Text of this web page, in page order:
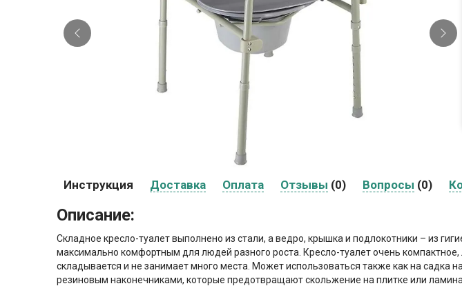
Инструкция Доставка Оплата Отзывы (0) Вопросы (0)
Описание:
Складное кресло-туалет выполнено из стали, а ведро, крышка и подлокотники – из
максимально комфортным для людей разного роста. Кресло-туалет очень
складывается и не занимает много места. Может использоваться также как на
резиновым наконечниками, которые предотвращают скольжение на плитке или